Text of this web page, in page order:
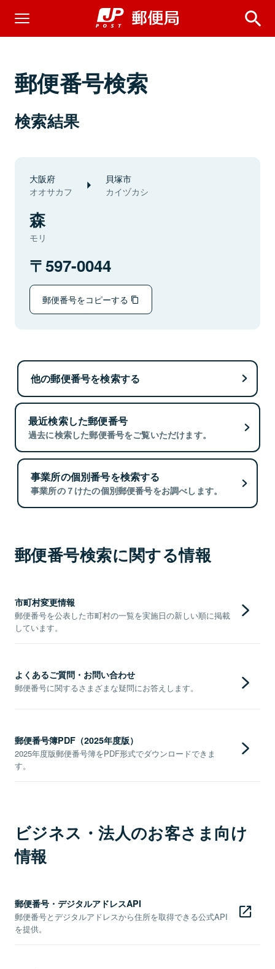
郵便番号検索
検索結果
大阪府
オオサカフ
貝塚市
カイヅカシ
森
モリ
597-0044
郵便番号をコピーする
他の郵便番号を検索する
最近検索した郵便番号
過去に検索した郵便番号をご覧いただけます。
事業所の個別番号を検索する
事業所の７けたの個別郵便番号をお調べします。
郵便番号検索に関する情報
市町村変更情報
郵便番号を公表した市町村の一覧を実施日の新しい順に掲載
しています。
よくあるご質問・お問い合わせ
郵便番号に関するさまざまな疑問にお答えします。
郵便番号簿PDF（2025年度版）
2025年度版郵便番号簿をPDF形式でダウンロードできま
す。
ビジネス・法人のお客さま向け
情報
郵便番号・デジタルアドレスAPI
郵便番号とデジタルアドレスから住所を取得できる公式API
を提供。